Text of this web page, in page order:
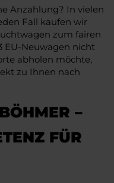
Anzahlung? In vielen
Fall kaufen wir
zum fairen
EU-Neuwagen nicht
abholen möchte,
zu Ihnen nach
–
FÜR